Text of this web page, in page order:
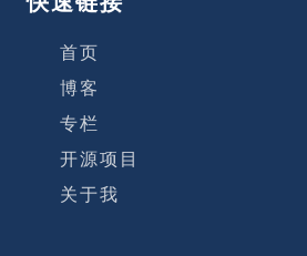
首页
博客
专栏
开源项目
关于我